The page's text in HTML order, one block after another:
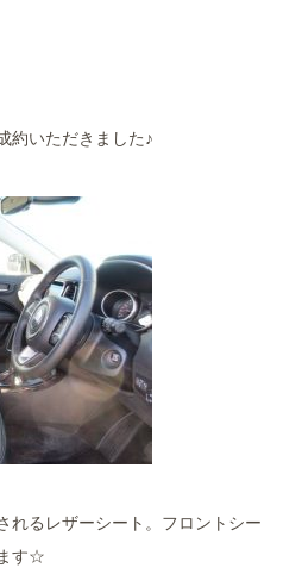
約いただきました♪
れるレザーシート。フロントシー
す☆